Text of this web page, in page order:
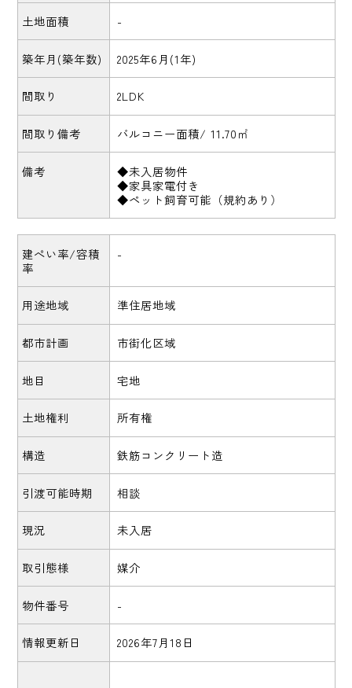
土地面積 -
築年月(築年数) 2025年6月(1年)
間取り 2LDK
間取り備考 バルコニー面積/ 11.70㎡
備考
◆未入居物件
◆家具家電付き
◆ペット飼育可能（規約あり）
建ぺい率/容積
率
-
用途地域 準住居地域
都市計画 市街化区域
地目 宅地
土地権利 所有権
構造 鉄筋コンクリート造
引渡可能時期 相談
現況 未入居
取引態様 媒介
物件番号 -
情報更新日 2026年7月18日